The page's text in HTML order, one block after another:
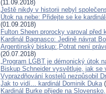
(11.09.2018)
Ještě nikdy v historii nebyl
Útok na nebe: Přidejte se ke
(01.09.2018)
Fulton Sheen prorocky varoval
Kardinál Bagnasco: Jedině návrat
Argentinský biskup:,Potrat není
(20.07.2018)
„Program LGBT je démonický útok
Biskup Schneider vysvětluje, jak
Vyprazdňování kostelů nezpůsobil
Jak to vidí... kardinál Dominik Duka
Kardinál Burke přijede na